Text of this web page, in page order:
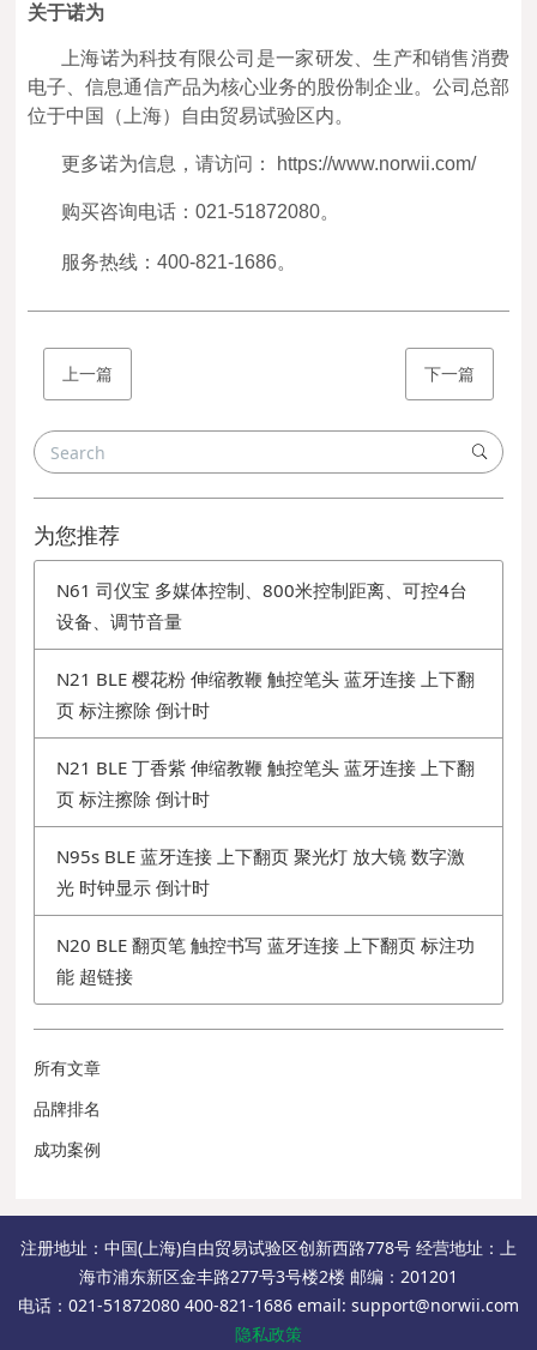
关于诺为
上海诺为科技有限公司是一家研发、生产和销售消费
电子、信息通信产品为核心业务的股份制企业。公司总部
位于中国（上海）自由贸易试验区内。
更多诺为信息，请访问： https://www.norwii.com/
购买咨询电话：021-51872080。
服务热线：400-821-1686。
上一篇 下一篇
为您推荐
N61 司仪宝 多媒体控制、800米控制距离、可控4台
设备、调节音量
N21 BLE 樱花粉 伸缩教鞭 触控笔头 蓝牙连接 上下翻
页 标注擦除 倒计时
N21 BLE 丁香紫 伸缩教鞭 触控笔头 蓝牙连接 上下翻
页 标注擦除 倒计时
N95s BLE 蓝牙连接 上下翻页 聚光灯 放大镜 数字激
光 时钟显示 倒计时
N20 BLE 翻页笔 触控书写 蓝牙连接 上下翻页 标注功
能 超链接
所有文章
品牌排名
成功案例
注册地址：中国(上海)自由贸易试验区创新西路778号 经营地址：上
海市浦东新区金丰路277号3号楼2楼 邮编：201201
电话：021-51872080 400-821-1686 email: support@norwii.com
隐私政策